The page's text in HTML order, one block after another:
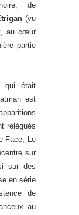
de
(vu
au cœur
partie
qui était
est
relégués
Face, Le
sur
sur des
en série
de
au